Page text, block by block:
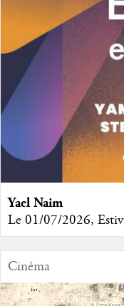
Yael Naim
Le 01/07/2026,
Cinéma